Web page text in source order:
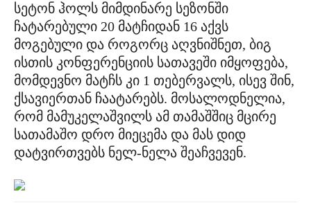
სეტონ ჰოლს მიმდინარე სეზონში
ჩატარებული 20 მატჩიდან 16 აქვს
მოგებული და როგორც აღვნიშნეთ, ბიგ
ისთის კონფერენციის სათავეში იმყოფება,
მომდევნო მატჩს კი 1 თებერვალს, ისევ შინ,
ქსავიერთან ჩაატარებს. მოსალოდნელია,
რომ მამუკელაშვილს ამ თამაშშიც მცირე
სათამაშო დრო მიეცემა და მას დიდ
დატვირთვებს ნელ-ნელა შეაჩვევენ.